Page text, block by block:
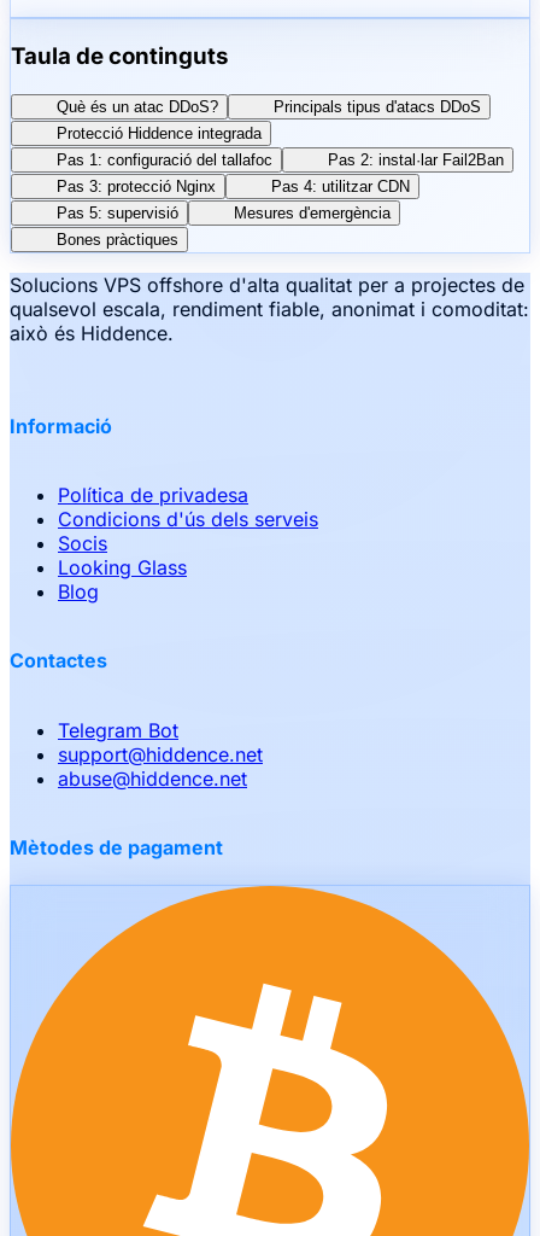
Taula de continguts
Què és un atac DDoS?
Principals tipus d'atacs DDoS
Protecció Hiddence integrada
Pas 1: configuració del tallafoc
Pas 2: instal·lar Fail2Ban
Pas 3: protecció Nginx
Pas 4: utilitzar CDN
Pas 5: supervisió
Mesures d'emergència
Bones pràctiques
Solucions VPS offshore d'alta qualitat per a projectes de
qualsevol escala, rendiment fiable, anonimat i comoditat:
això és Hiddence.
Informació
Política de privadesa
Condicions d'ús dels serveis
Socis
Looking Glass
Blog
Contactes
Telegram Bot
support@hiddence.net
abuse@hiddence.net
Mètodes de pagament